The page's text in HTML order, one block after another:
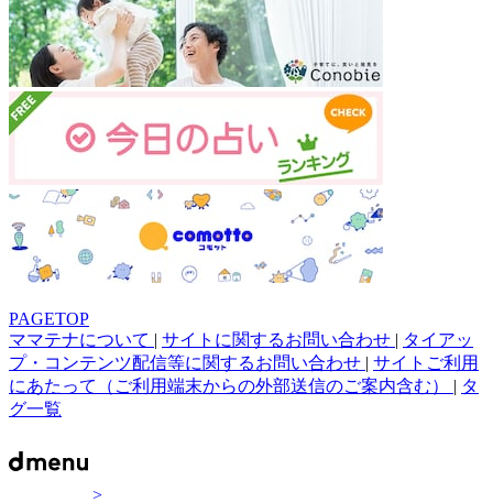
PAGETOP
ママテナについて | サイトに関するお問い合わせ | タイアッ
プ・コンテンツ配信等に関するお問い合わせ | サイトご利用
にあたって（ご利用端末からの外部送信のご案内含む） | タ
グ一覧
>